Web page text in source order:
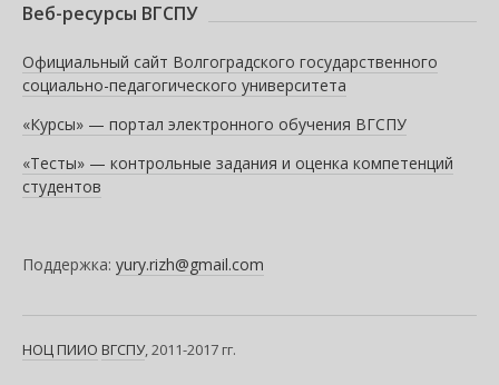
Веб-ресурсы ВГСПУ
Официальный сайт Волгоградского государственного
социально-педагогического университета
«Курсы» — портал электронного обучения ВГСПУ
«Тесты» — контрольные задания и оценка компетенций
студентов
Поддержка: yury.rizh@gmail.com
НОЦ ПИИО ВГСПУ, 2011-2017 гг.